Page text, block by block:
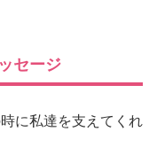
セージ
に私達を支えてくれ